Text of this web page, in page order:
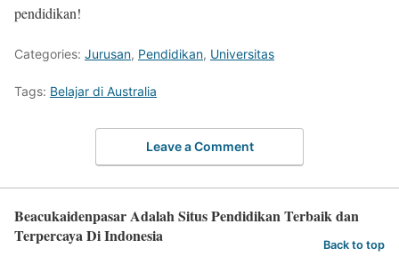
pendidikan!
Categories: Jurusan, Pendidikan, Universitas
Tags: Belajar di Australia
Leave a Comment
Beacukaidenpasar Adalah Situs Pendidikan Terbaik dan
Terpercaya Di Indonesia
Back to top